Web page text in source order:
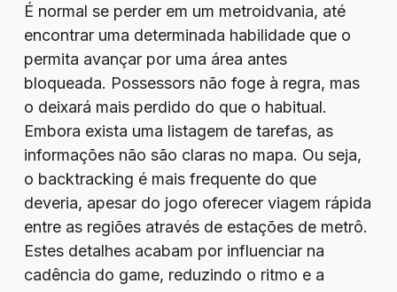
É normal se perder em um metroidvania, até
encontrar uma determinada habilidade que o
permita avançar por uma área antes
bloqueada. Possessors não foge à regra, mas
o deixará mais perdido do que o habitual.
Embora exista uma listagem de tarefas, as
informações não são claras no mapa. Ou seja,
o backtracking é mais frequente do que
deveria, apesar do jogo oferecer viagem rápida
entre as regiões através de estações de metrô.
Estes detalhes acabam por influenciar na
cadência do game, reduzindo o ritmo e a